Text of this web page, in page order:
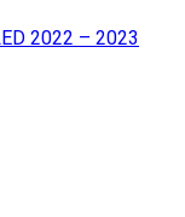
2022 – 2023